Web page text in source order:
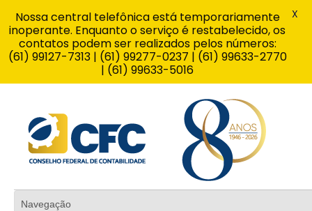
Nossa central telefônica está temporariamente
inoperante. Enquanto o serviço é restabelecido, os
contatos podem ser realizados pelos números:
(61) 99127-7313 | (61) 99277-0237 | (61) 99633-2770
| (61) 99633-5016
X